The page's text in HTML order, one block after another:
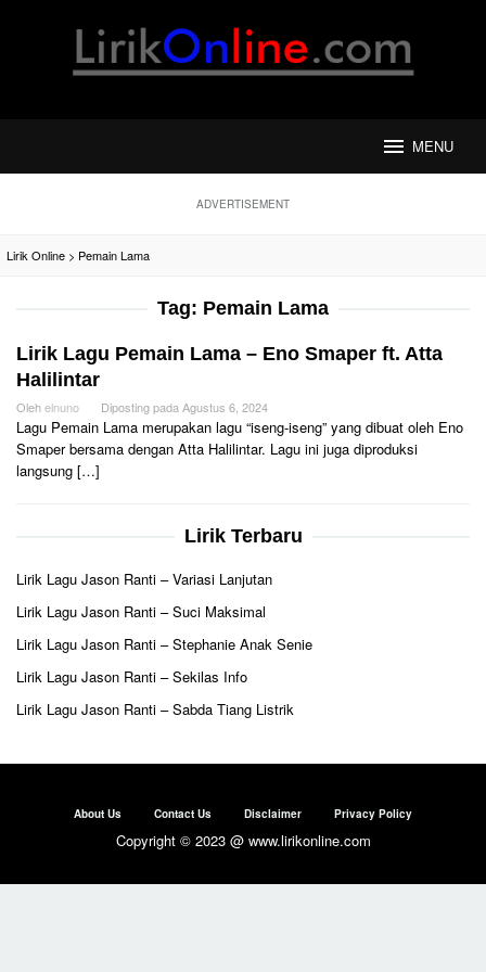
MENU
ADVERTISEMENT
Lirik Online > Pemain Lama
Tag: Pemain Lama
Lirik Lagu Pemain Lama – Eno Smaper ft. Atta
Halilintar
Olehelnuno Diposting pada Agustus 6, 2024
Lagu Pemain Lama merupakan lagu “iseng-iseng” yang dibuat oleh Eno
Smaper bersama dengan Atta Halilintar. Lagu ini juga diproduksi
langsung […]
Lirik Terbaru
Lirik Lagu Jason Ranti – Variasi Lanjutan
Lirik Lagu Jason Ranti – Suci Maksimal
Lirik Lagu Jason Ranti – Stephanie Anak Senie
Lirik Lagu Jason Ranti – Sekilas Info
Lirik Lagu Jason Ranti – Sabda Tiang Listrik
About Us Contact Us Disclaimer Privacy Policy
Copyright © 2023 @ www.lirikonline.com